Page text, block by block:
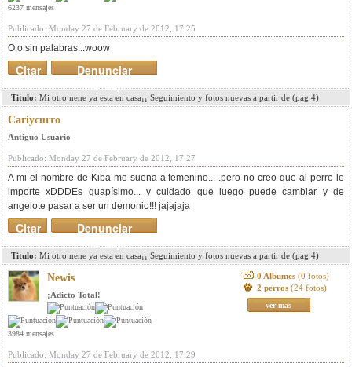
6237 mensajes
Publicado: Monday 27 de February de 2012, 17:25
O.o sin palabras...woow
Denunciar
mensaje
Citar
Titulo: Mi otro nene ya esta en casa¡¡ Seguimiento y fotos nuevas a partir de (pag.4)
Cariycurro
Antiguo Usuario
Publicado: Monday 27 de February de 2012, 17:27
A mi el nombre de Kiba me suena a femenino... .pero no creo que al perro le
importe xDDDEs guapísimo... y cuidado que luego puede cambiar y de
angelote pasar a ser un demonio!!! jajajaja
Denunciar
mensaje
Citar
Titulo: Mi otro nene ya esta en casa¡¡ Seguimiento y fotos nuevas a partir de (pag.4)
Newis
¡Adicto Total!
3984 mensajes
0 Albumes (0 fotos)
2 perros (24 fotos)
ver mas
Publicado: Monday 27 de February de 2012, 17:29